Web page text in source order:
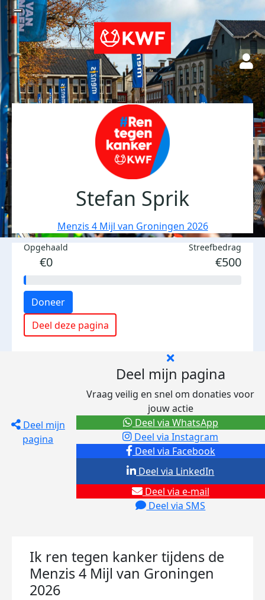
Stefan Sprik
Menzis 4 Mijl van Groningen 2026
Opgehaald
€0
Streefbedrag
€500
Doneer
Deel deze pagina
Deel mijn
pagina
Deel mijn pagina
Vraag veilig en snel om donaties voor
jouw actie
Deel via Facebook
Deel via Instagram
Deel via e-mail
Deel via SMS
Deel via LinkedIn
Deel via WhatsApp
Ik ren tegen kanker tijdens de
Menzis 4 Mijl van Groningen
2026